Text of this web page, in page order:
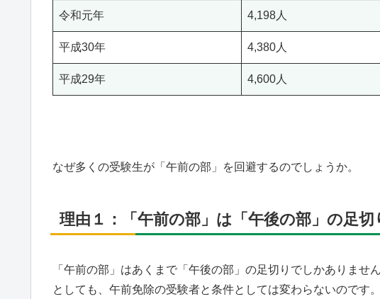
令和元年 4,198人
平成30年 4,380人
平成29年 4,600人
なぜ多くの受験生が「午前の部」を回避するのでしょうか。
理由１：「午前の部」は「午後の部」の足
「午前の部」はあくまで「午後の部」の足切りでしかありませ
としても、午前免除の受験者と条件としては変わらないのです。